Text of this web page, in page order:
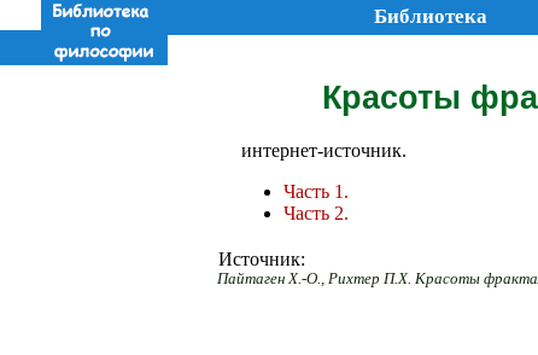
Библиотека
Красоты
интернет-источник.
Часть 1.
Часть 2.
Источник:
Пайтаген Х.-О., Рихтер П.Х. Красоты